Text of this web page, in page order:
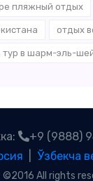
пляжный отдых
отдых
тур в шарм-эль-
+9 (9888)
Ўзбекча
All rights